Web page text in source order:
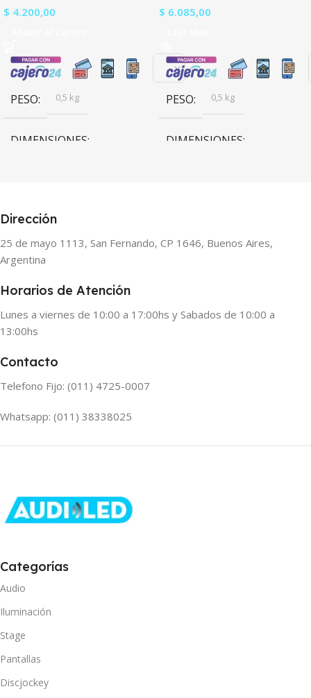
$ 4.200,00
PESO 0,5 kg
DIMENSIONES
BRANDS
$ 6.085,00
PESO 0,5 kg
DIMENSIONES
Dirección
25 de mayo 1113, San Fernando, CP 1646, Buenos Aires,
Argentina
Horarios de Atención
Lunes a viernes de 10:00 a 17:00hs y Sabados de 10:00 a
13:00hs
Contacto
Telefono Fijo: (011) 4725-0007
Whatsapp: (011) 38338025
Categorías
Audio
Iluminación
Stage
Pantallas
Discjockey